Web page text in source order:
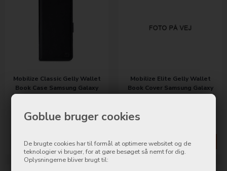
Goblue bruger cookies
De brugte cookies har til formål at optimere websitet og de
teknologier vi bruger, for at gøre besøget så nemt for dig.
Oplysningerne bliver brugt til:
Mobilize Classic Gelly Wallet
Book Case Samsung Galaxy
Køb nu
Mere info
Mobilize Elite Gelly Wallet
Book Cover Samsung Galaxy
Mere info